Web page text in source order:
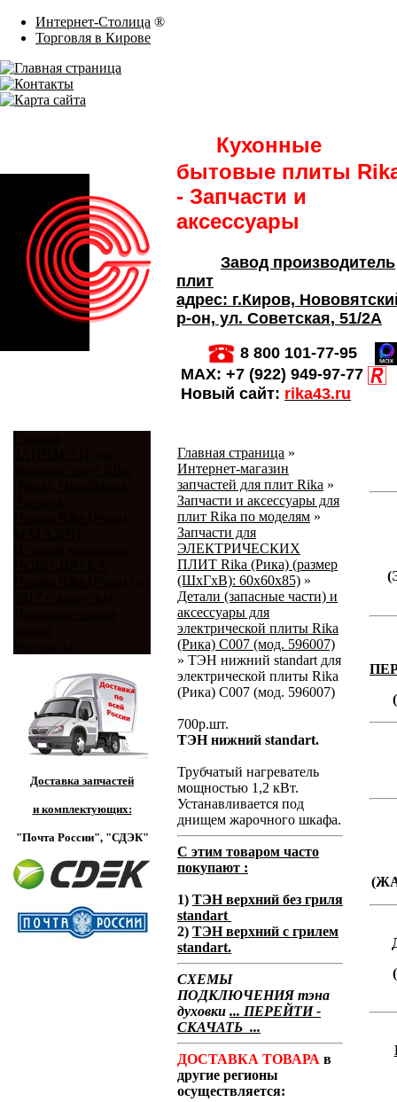
Интернет-Столица ®
Торговля в Кирове
Кухонные
бытовые плиты
- Запчасти и
аксессуары
Завод производитель
плит
адрес: г.Киров,
р-он, ул. Советская, 51/2А
8 800 101-77-95
MAX: +7 (922) 949-97-77
Новый сайт: rika43.ru
Доставка запчастей
и комплектующих:
"Почта России", "СДЭК"
Главная страница »
Интернет-магазин
запчастей для плит Rika »
Запчасти и аксессуары для
плит Rika по моделям »
Запчасти для
ЭЛЕКТРИЧЕСКИХ
ПЛИТ Rika (Рика) (размер
(ШхГхВ): 60х60х85) »
Детали (запасные части) и
аксессуары для
электрической плиты Rika
(Рика) C007 (мод. 596007)
» ТЭН нижний standart для
электрической плиты Rika
(Рика) C007 (мод. 596007)
700р.шт.
ТЭН нижний standart.
Трубчатый нагреватель
мощностью 1,2 кВт.
Устанавливается под
днищем жарочного шкафа.
С этим товаром часто
покупают :
1) ТЭН верхний без гриля
standart
2) ТЭН верхний с грилем
standart.
СХЕМЫ
ПОДКЛЮЧЕНИЯ тэна
духовки ... ПЕРЕЙТИ -
СКАЧАТЬ ...
ДОСТАВКА ТОВАРА в
другие регионы
осуществляется: